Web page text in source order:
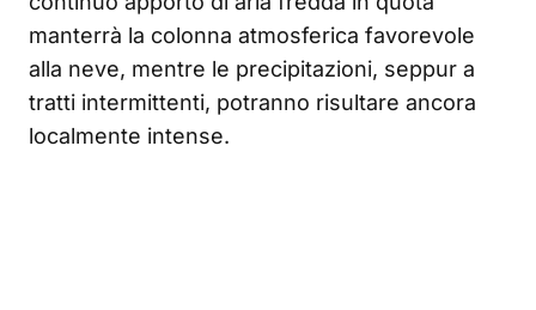
manterrà la colonna atmosferica favorevole
alla neve, mentre le precipitazioni, seppur a
tratti intermittenti, potranno risultare ancora
localmente intense.